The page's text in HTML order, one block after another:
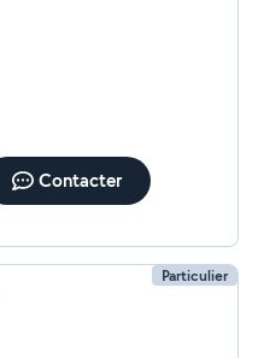
Contacter
Particulier